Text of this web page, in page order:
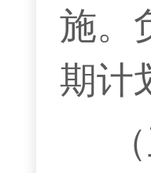
施。
期计